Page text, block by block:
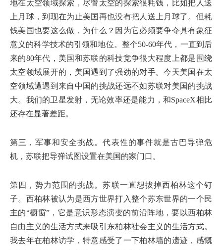
地在太空领域探索，尽管太空的探索很耗钱，比如把人送
上月球，到现在为止美国再也没有把人送上月球了。但耗
钱美国也要这么做，为什么？因为它必须要争夺具有象征
意义的科学技术的引领和地位。整个50-60年代，一直到后
来的80年代，美国和苏联的科技竞争很大程度上都是围绕
太空领域展开的，美国遇到了强劲的对手。今天美国在太
空领域遭遇到来自中国的挑战还远不如苏联对美国的挑战
大。我们的卫星发射，无论效率还是能力，和SpaceX相比
还存在显著差距。
第三，军事和安全挑战。代表性的事件就是古巴导弹危
机，苏联把导弹试图设置在美国的家门口。
第四，势力范围的挑战。苏联一直想拔掉西柏林这个钉
子。西柏林被认为是西方世界打入整个苏东世界的一个民
主的“橱窗”，它是意识形态演变的前沿阵地，要以西柏林
自由主义的生活方式来吸引东柏林社会主义的生活方式。
我去年在柏林访学，特意感受了一下柏林墙的遗迹，感慨